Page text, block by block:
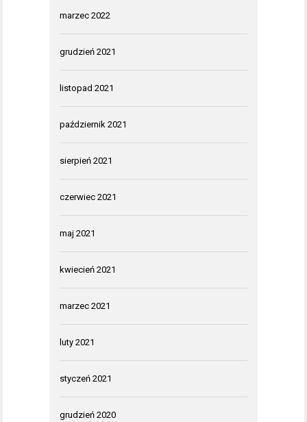
marzec 2022
grudzień 2021
listopad 2021
październik 2021
sierpień 2021
czerwiec 2021
maj 2021
kwiecień 2021
marzec 2021
luty 2021
styczeń 2021
grudzień 2020